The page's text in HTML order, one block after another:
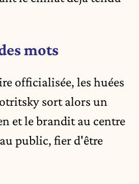
mots
officialisée, les huées
sort alors un
et le brandit au centre
public, fier d'être